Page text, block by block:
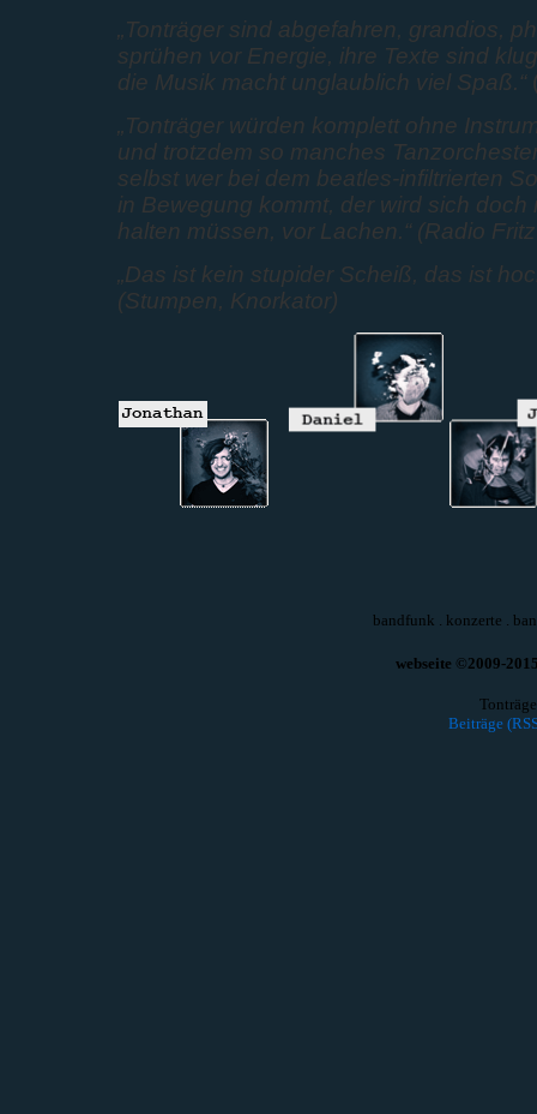
„Tonträger sind abgefahren, grandios,
sprühen vor Energie, ihre Texte sind
die Musik macht unglaublich viel Spaß.“
„Tonträger würden komplett ohne
und trotzdem so manches
selbst wer bei dem beatles-infiltrierten
in Bewegung kommt, der wird sich doch
halten müssen, vor Lachen.“ (Radio
„Das ist kein stupider Scheiß, das ist
(Stumpen, Knorkator)
bandfunk . konzerte .
webseite ©2009-
Beiträge